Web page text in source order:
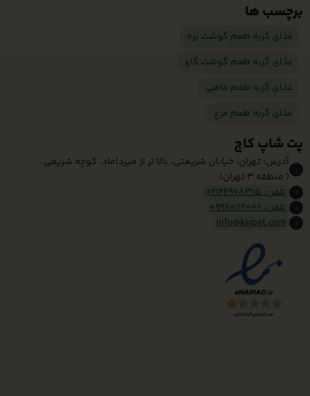
برچسب ها
غذای گربه طعم گوشت بره
غذای گربه طعم گوشت گاو
غذای گربه طعم ماهی
غذای گربه طعم مرغ
پت شاپ کاج
آدرس: تهران، خیابان شریعتی، بالا تر از میرداماد، کوچه شریفی
( منطقه 3 تهران)
تلفن: 02122908315
تلفن: 09960112006
info@kajpet.com